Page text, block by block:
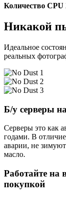
Количество CPU
Никакой
Идеальное
реальных
Б/у серверы
Серверы это как
годами. В
аварии, не
масло.
Работайте на
покупкой